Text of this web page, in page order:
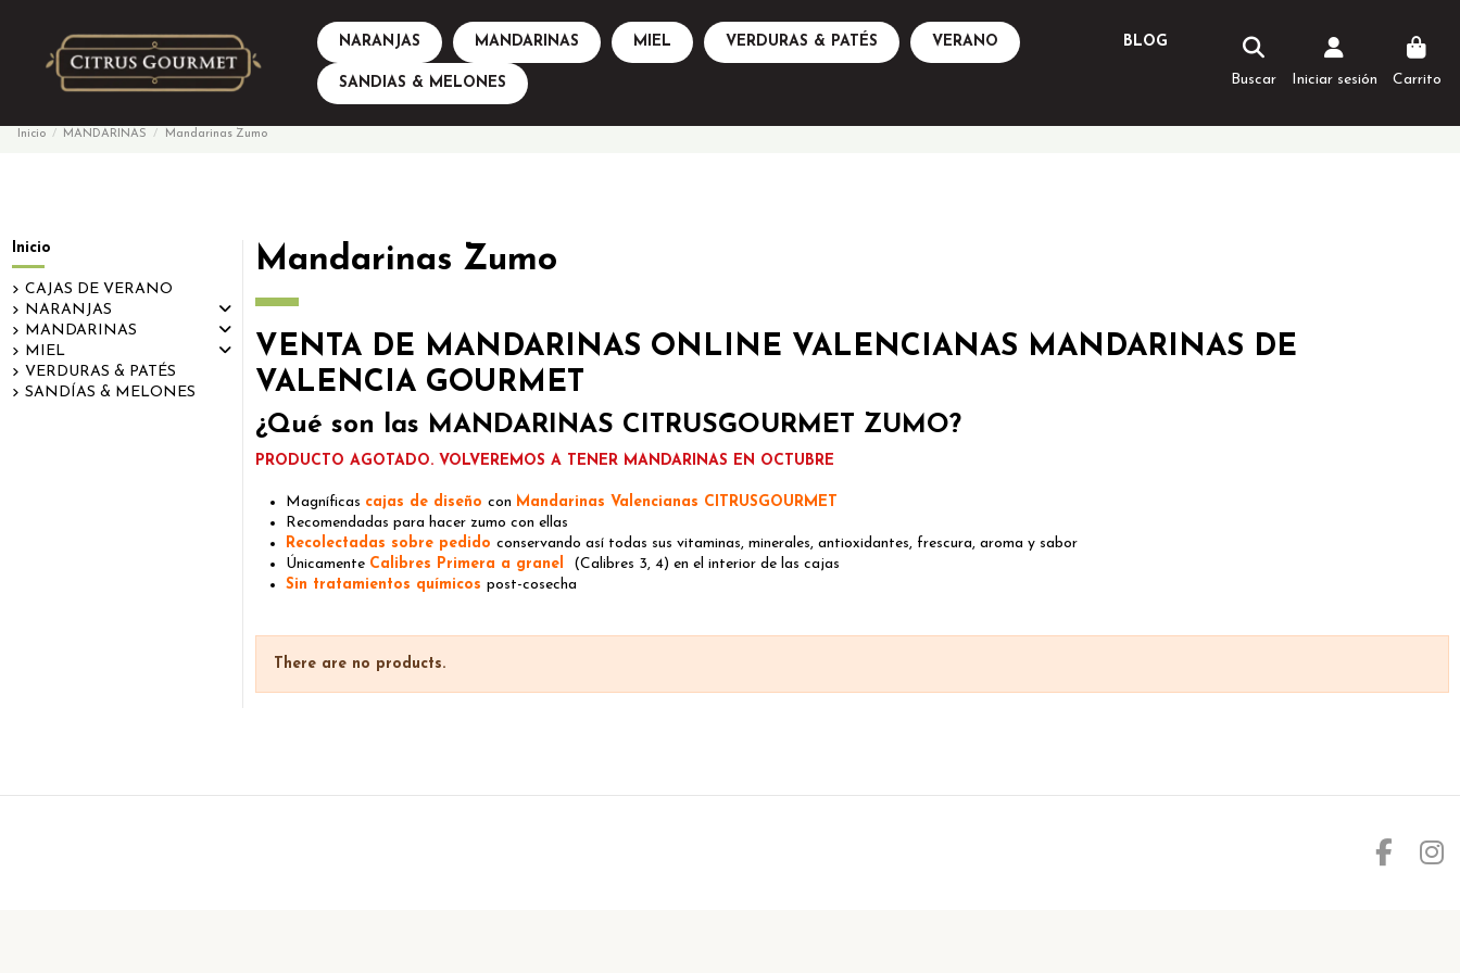
NARANJAS MANDARINAS MIEL BLOG
VERDURAS & PATÉS VERANO
SANDIAS & MELONES Buscar Iniciar sesión Carrito
Inicio MANDARINAS Mandarinas Zumo
Mandarinas Zumo
VENTA DE MANDARINAS ONLINE VALENCIANAS MANDARINAS DE
VALENCIA GOURMET
¿Qué son las MANDARINAS CITRUSGOURMET ZUMO?
PRODUCTO AGOTADO. VOLVEREMOS A TENER MANDARINAS EN OCTUBRE
Magníficas cajas de diseño con Mandarinas Valencianas CITRUSGOURMET
Recomendadas para hacer zumo con ellas
Recolectadas sobre pedido conservando así todas sus vitaminas, minerales, antioxidantes, frescura, aroma y sabor
Únicamente Calibres Primera a granel
(Calibres 3, 4) en el interior de las cajas
Sin tratamientos químicos post-cosecha
There are no products.
Inicio
CAJAS DE VERANO
NARANJAS
MANDARINAS
MIEL
VERDURAS & PATÉS
SANDÍAS & MELONES